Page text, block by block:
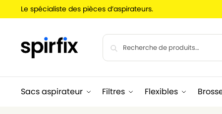
Le spécialiste des pièces d’aspirateurs.
Sacs aspirateur Filtres Flexibles